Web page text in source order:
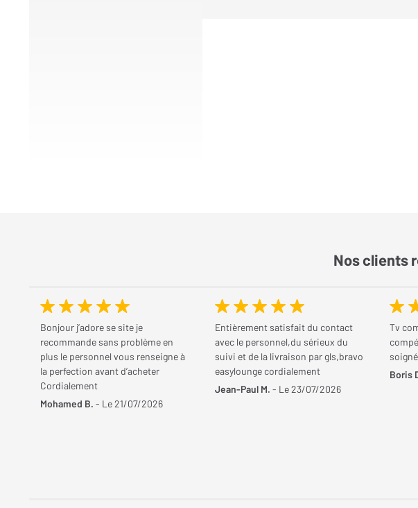
Nos clients
Bonjour j’adore se site je
recommande sans problème en
plus le personnel vous renseigne à
la perfection avant d’acheter
Cordialement
Mohamed B. - Le 21/07/2026
Entièrement satisfait du contact
avec le personnel,du sérieux du
suivi et de la livraison par gls,bravo
easylounge cordialement
Jean-Paul M. - Le 23/07/2026
Tv
Boris